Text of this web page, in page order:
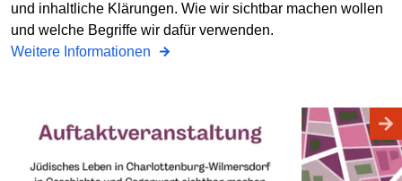
und inhaltliche Klärungen. Wie wir sichtbar machen wollen
und welche Begriffe wir dafür verwenden.
Weitere Informationen